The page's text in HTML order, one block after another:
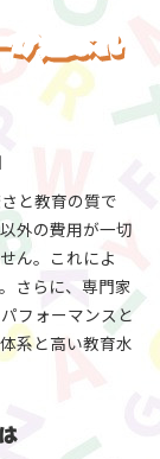
メリット
タート
ガイド
が選ばれ
と教育の質で
外の費用が一切
ん。これによ
さらに、専門家
フォーマンスと
系と高い教育水